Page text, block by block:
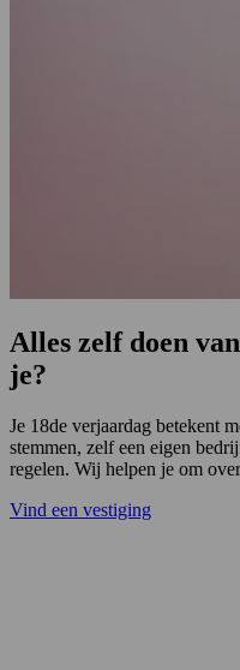
Alles zelf doen
je?
Je 18de verjaardag betekent
stemmen, zelf een eigen
regelen. Wij helpen je om
Vind een vestiging